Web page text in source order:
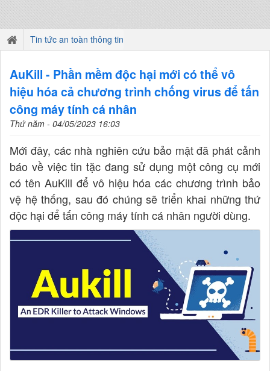
Tin tức an toàn thông tin
AuKill - Phần mềm độc hại mới có thể vô
hiệu hóa cả chương trình chống virus để tấn
công máy tính cá nhân
Thứ năm - 04/05/2023 16:03
Mới đây, các nhà nghiên cứu bảo mật đã phát cảnh
báo về việc tin tặc đang sử dụng một công cụ mới
có tên AuKill để vô hiệu hóa các chương trình bảo
vệ hệ thống, sau đó chúng sẽ triển khai những thứ
độc hại để tấn công máy tính cá nhân người dùng.